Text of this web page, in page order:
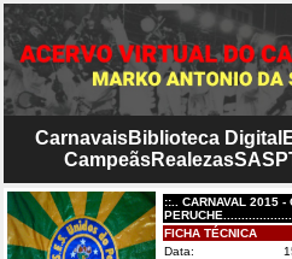
CarnavaisBiblioteca Digital
CampeãsRealezasSASP
::.. CARNAVAL 2015 -
FICHA TÉCNICA
Data: